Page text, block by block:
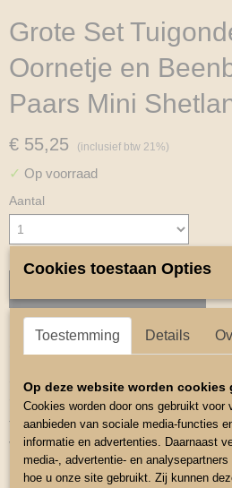
Grote Set
Oornetje en
Paars Mini
€ 55,25 (inclusief btw 21%)
✓ Op voorraad
Aantal
Shetlander
Tuigonderlegger is van suede gevoerd
vocht op neemt
Maat Borstonderlegger is 81cm bij 11cm
Cookies toestaan Opties
Toestemming Details
Op deze website worden cookies
Cookies worden door ons gebruikt voor
aanbieden van sociale media-functies
informatie en advertenties. Daarnaast
media-, advertentie- en
hoe u onze site gebruikt. Zij kunnen